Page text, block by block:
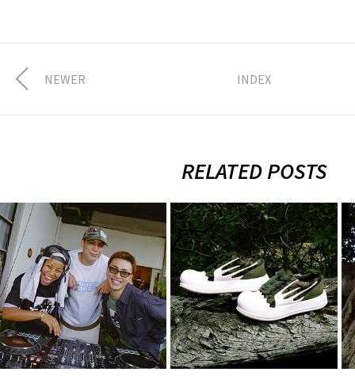
NEWER INDEX
RELATED POSTS
FULLHOUSE ×
XLARGE × X-girl
× SUMMER
SONIC 2…
8月 4, 2026
2026.8.7.Fri
XLARGE ×
Rhime
8月 3, 2026